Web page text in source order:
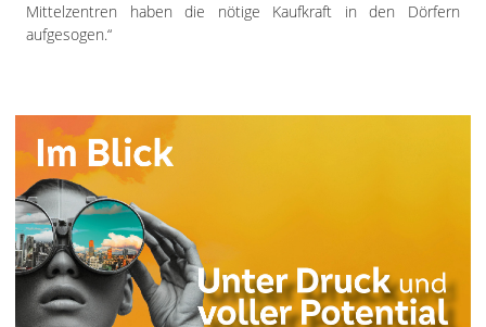
Mittelzentren haben die nötige Kaufkraft in den Dörfern
aufgesogen.“